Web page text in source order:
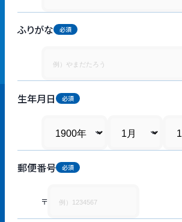
ふりがな
生年月日
郵便番号
〒